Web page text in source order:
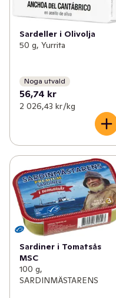
Sardeller i Olivolja
50 g, Yurrita
Noga utvald
56,74 kr
2 026,43 kr /kg
Sardiner i Tomatsås
MSC
100 g,
SARDINMÄSTARENS